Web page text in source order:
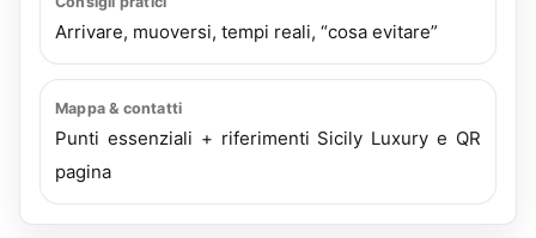
Arrivare, muoversi, tempi reali, “cosa evitare”
Mappa & contatti
Punti essenziali + riferimenti Sicily Luxury e QR
pagina